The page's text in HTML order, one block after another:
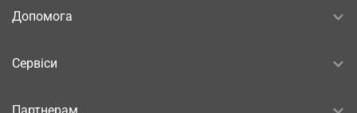
Допомога
Сервіси